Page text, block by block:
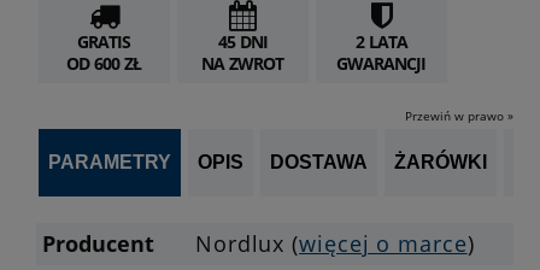
GRATIS
OD 600 ZŁ
45 DNI
NA ZWROT
2 LATA
GWARANCJI
Przewiń w prawo »
PARAMETRY OPIS DOSTAWA ŻARÓWKI
Producent Nordlux (więcej o marce)